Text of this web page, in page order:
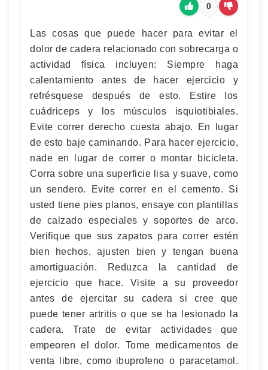
0
Las cosas que puede hacer para evitar el
dolor de cadera relacionado con sobrecarga o
actividad física incluyen: Siempre haga
calentamiento antes de hacer ejercicio y
refrésquese después de esto. Estire los
cuádriceps y los músculos isquiotibiales.
Evite correr derecho cuesta abajo. En lugar
de esto baje caminando. Para hacer ejercicio,
nade en lugar de correr o montar bicicleta.
Corra sobre una superficie lisa y suave, como
un sendero. Evite correr en el cemento. Si
usted tiene pies planos, ensaye con plantillas
de calzado especiales y soportes de arco.
Verifique que sus zapatos para correr estén
bien hechos, ajusten bien y tengan buena
amortiguación. Reduzca la cantidad de
ejercicio que hace. Visite a su proveedor
antes de ejercitar su cadera si cree que
puede tener artritis o que se ha lesionado la
cadera. Trate de evitar actividades que
empeoren el dolor. Tome medicamentos de
venta libre, como ibuprofeno o paracetamol.